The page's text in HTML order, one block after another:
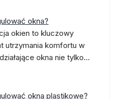
okna?
okien to kluczowy
utrzymania komfortu w
okna nie tylko…
okna plastikowe?